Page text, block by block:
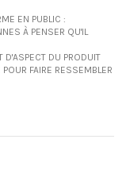
EN PUBLIC :
À PENSER QU'IL
D'ASPECT DU PRODUIT
FAIRE RESSEMBLER